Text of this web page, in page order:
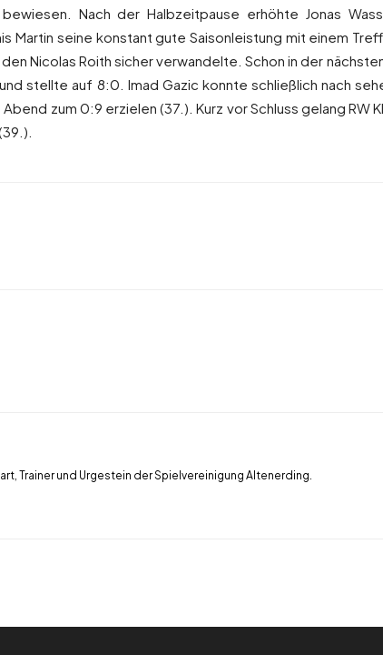
Nach der Halbzeitpause erhöhte Jonas
Martin seine konstant gute Saisonleistung mit einem
Nicolas Roith sicher verwandelte. Schon in der
stellte auf 8:0. Imad Gazic konnte schließlich nach
zum 0:9 erzielen (37.). Kurz vor Schluss gelang
Trainer und Urgestein der Spielvereinigung Altenerding.